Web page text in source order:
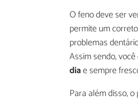
O feno deve ser
permite um
problemas
Assim sendo,
diae sempre
Para além disso,